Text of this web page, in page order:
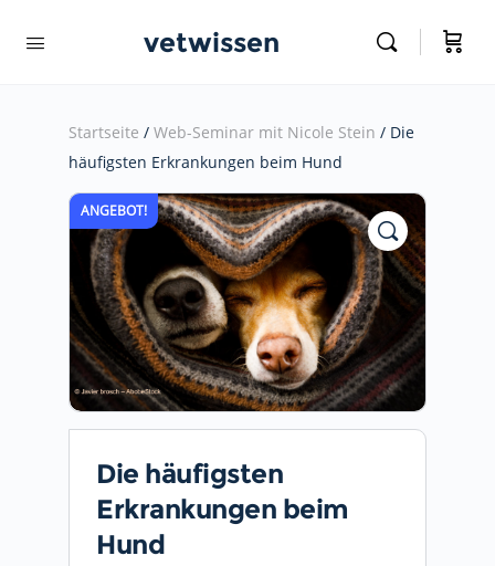
vetwissen
Startseite / Web-Seminar mit Nicole Stein / Die
häufigsten Erkrankungen beim Hund
ANGEBOT!
Die häufigsten
Erkrankungen beim
Hund